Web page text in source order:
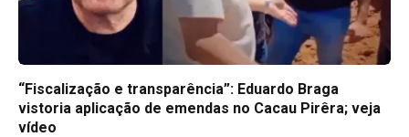
“Fiscalização e transparência”: Eduardo Braga
vistoria aplicação de emendas no Cacau Pirêra; veja
vídeo